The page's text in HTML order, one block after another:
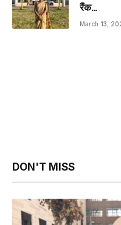
रैंक…
March 13,
DON'T MISS